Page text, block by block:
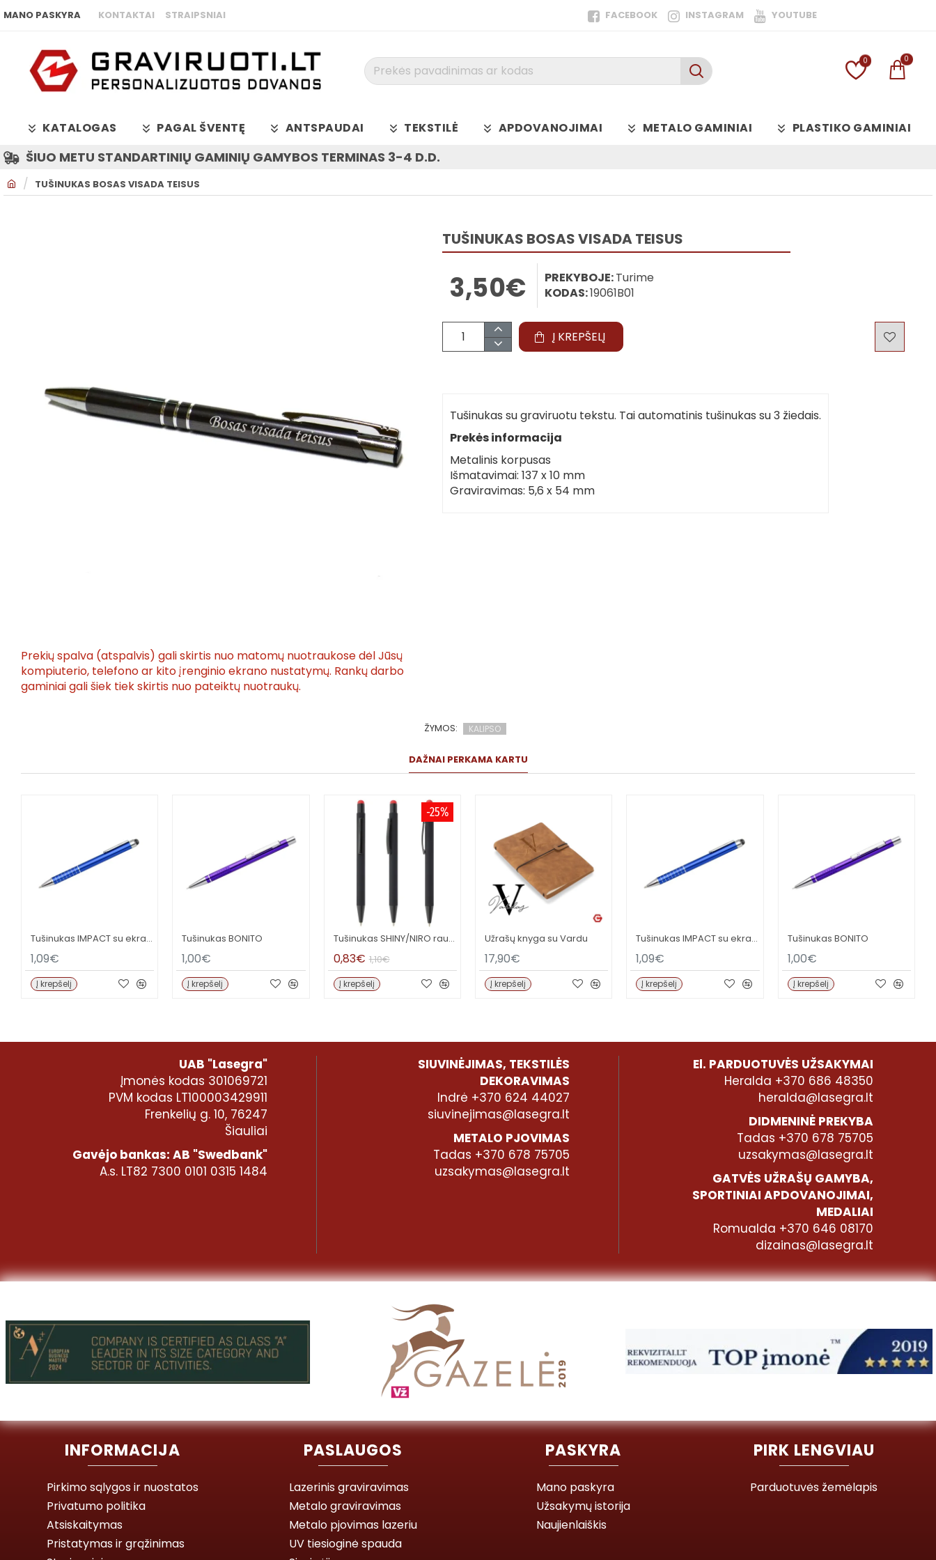
MANO PASKYRA KONTAKTAI STRAIPSNIAI FACEBOOK INSTAGRAM YOUTUBE
Prekės
kodas
0 0
KATALOGAS PAGAL ŠVENTĘ ANTSPAUDAI TEKSTILĖ APDOVANOJIMAI METALO GAMINIAI PLASTIKO GAMINIAI
O
TUŠINUKAS BOSAS VISADA TEISUS
ŠIUO METU STANDARTINIŲ GAMINIŲ GAMYBOS TERMINAS 3-4 D.D.
Prekių spalva (atspalvis) gali skirtis nuo matomų nuotraukose dėl Jūsų
kompiuterio, telefono ar kito įrenginio ekrano nustatymų. Rankų darbo
gaminiai gali šiek tiek skirtis nuo pateiktų nuotraukų.
TUŠINUKAS BOSAS VISADA TEISUS
3,50€ PREKYBOJE:Turime
KODAS:19061B01
Į KREPŠELĮ
Tušinukas su graviruotu tekstu. Tai automatinis tušinukas su 3 žiedais.
Prekės informacija
Metalinis korpusas
Išmatavimai: 137 x 10 mm
Graviravimas: 5,6 x 54 mm
ŽYMOS: KALIPSO
DAŽNAI PERKAMA KARTU
Tušinukas IMPACT su ekrano lietikliu
1,09€
Į krepšelį
Tušinukas BONITO
1,00€
Į krepšelį
-25%
Tušinukas SHINY/NIRO raudonas
0,83€ 1,10€
Į krepšelį
Užrašų knyga su Vardu
17,90€
Į krepšelį
Tušinukas IMPACT su ekrano lietikliu
1,09€
Į krepšelį
Tušinukas BONITO
1,00€
Į krepšelį
UAB "Lasegra"
Įmonės kodas 301069721
PVM kodas LT100003429911
Frenkelių g. 10, 76247
Šiauliai
Gavėjo bankas: AB "Swedbank"
A.s. LT82 7300 0101 0315 1484
SIUVINĖJIMAS, TEKSTILĖS
DEKORAVIMAS
Indrė +370 624 44027
siuvinejimas@lasegra.lt
METALO PJOVIMAS
Tadas +370 678 75705
uzsakymas@lasegra.lt
El. PARDUOTUVĖS UŽSAKYMAI
Heralda +370 686 48350
heralda@lasegra.lt
DIDMENINĖ PREKYBA
Tadas +370 678 75705
uzsakymas@lasegra.lt
GATVĖS UŽRAŠŲ GAMYBA,
SPORTINIAI APDOVANOJIMAI,
MEDALIAI
Romualda +370 646 08170
dizainas@lasegra.lt
INFORMACIJA
Pirkimo sąlygos ir nuostatos
Privatumo politika
Atsiskaitymas
Pristatymas ir grąžinimas
PASLAUGOS
Lazerinis graviravimas
Metalo graviravimas
Metalo pjovimas lazeriu
UV tiesioginė spauda
PASKYRA
Mano paskyra
Užsakymų istorija
Naujienlaiškis
PIRK LENGVIAU
Parduotuvės žemėlapis